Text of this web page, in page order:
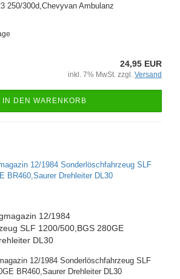
250/300d,Chevyvan Ambulanz
24,95 EUR
inkl. 7% MwSt. zzgl. Versand
IN DEN WARENKORB
12/1984
SLF 1200/500,BGS 280GE
DL30
12/1984 Sonderlöschfahrzeug SLF
BR460,Saurer Drehleiter DL30